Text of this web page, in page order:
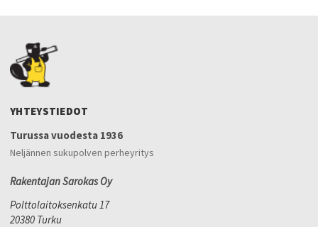
YHTEYSTIEDOT
Turussa vuodesta 1936
Neljännen sukupolven perheyritys
Rakentajan Sarokas Oy
Polttolaitoksenkatu 17
20380 Turku